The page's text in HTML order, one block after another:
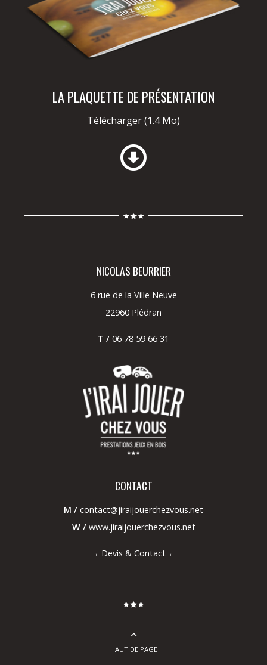
LA PLAQUETTE DE PRÉSENTATION
Télécharger(1.4 Mo)
NICOLAS BEURRIER
6 rue de la Ville Neuve
22960 Plédran
T / 06 78 59 66 31
CONTACT
M / contact@jiraijouerchezvous.net
W / www.jiraijouerchezvous.net
→ Devis & Contact ←
HAUT DE PAGE